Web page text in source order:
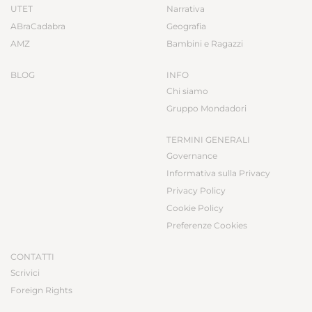
UTET
ABraCadabra
AMZ
BLOG
Narrativa
Geografia
Bambini e Ragazzi
INFO
Chi siamo
Gruppo Mondadori
TERMINI GENERALI
Governance
Informativa sulla Privacy
Privacy Policy
Cookie Policy
Preferenze Cookies
CONTATTI
Scrivici
Foreign Rights